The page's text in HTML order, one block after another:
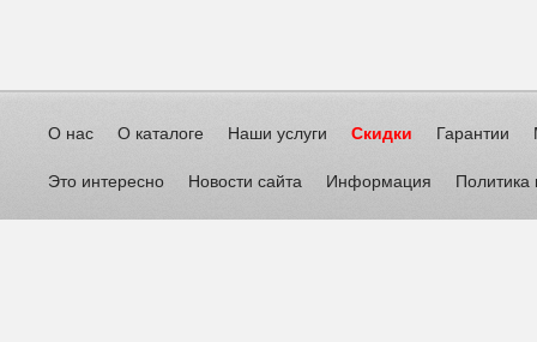
О нас О каталоге Наши услуги Скидки Гарантии
Это интересно Новости сайта Информация Политика